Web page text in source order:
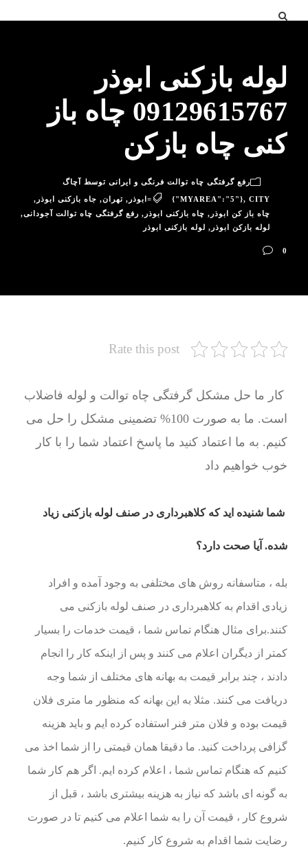
لوله بازکنی ابوذر
09129615767 چاه باز
کنی چاه بازکن
رفع گرفتگی چاه توالت فرنگی و ایرانی توسط آچاگ
{"MYAREA":"5"}, CITY=ابوذر , تهران, جاه بازکنی ابوذر ,
چاه باز کن ابوذر , چاه بازکنی ابوذر , رفع گرفتگی چاه توالت آجودانی,
لوله بازکن ابوذر , لوله بازکنی ابوذر
0
Rate this post
کار ما حل مشکل گرفتگی چاه توالت و لوله فاضلاب
است. ما به صورت 100% تضمینی مشکل را حل می
کنیم. به ما اعتماد کنید ما پاسخ اعتماد شما را با کار
خوب خواهیم داد
شما شنیده اید که کلاهبرداری در صنف لوله بازکنی زیاد
شده. آیا صحت دارد؟
بله ، متاسفانه روش های مختلفی به وجود آمده و افراد
زیادی اقدام به کلاهبرداری در صنف لوله بازکنی می
کنند.برای مثال هنگام تماس شما ، قیمت خدمات را بسیار
کمتر از دیگران اعلام می کنند و پس از اینکه کار را انجام
دادند ، چند برابر قیمت به بهانه های مختلف از شما وجه
دریافت می کنند. مثلا به این بهانه که منظور ما متری فلان
قیمت بوده و فلان متر فنر استفاده کرده ایم و باید هزینه
گزافی پرداخت کنید. ما دقیقا همان قیمتی را از شما اخذ می
کنیم که هنگام تماس شما ، اعلام کرده ایم. اگر هم کار شما
به گونه ای باشد که نیاز به هزینه بیشتری باشد ، قبل از
شروع کار ، قیمت آن را به شما اعلام می کنیم تا در صورت
رضایت شما اقدام به شروع کار کنیم.